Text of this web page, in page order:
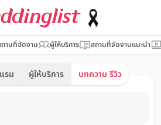
านที่จัดงาน ผู้ให้บริการ สถานที่จัดงานแนะนำ
รม ผู้ให้บริการ บทความ รีวิว